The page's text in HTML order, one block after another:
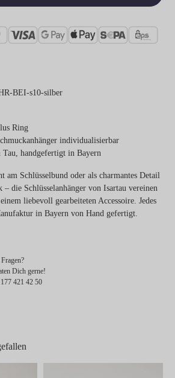
BEI-s10-silber
Ring
individualisierbar
Tau, handgefertigt in Bayern
am Schlüsselbund oder als charmantes Detail
– die Schlüsselanhänger von Isartau vereinen
liebevoll gearbeiteten Accessoire. Jedes
in Bayern von Hand gefertigt.
Dich gerne!
421 42 50